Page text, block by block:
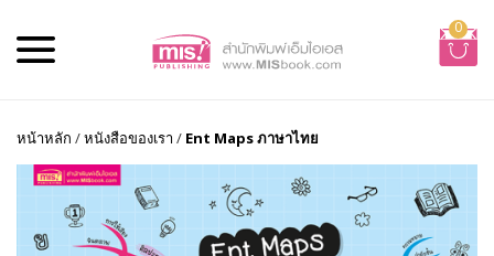
0
หน้าหลัก /หนังสือของเรา / Ent Maps ภาษาไทย